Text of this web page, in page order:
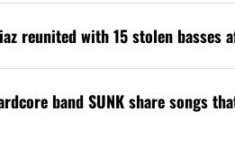
reunited with 15 stolen
band SUNK share songs